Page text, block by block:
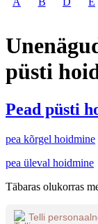
püsti
Pead püsti
pea kõrgel hoidmine
pea üleval hoidmine
Täbaras olukorras
Telli